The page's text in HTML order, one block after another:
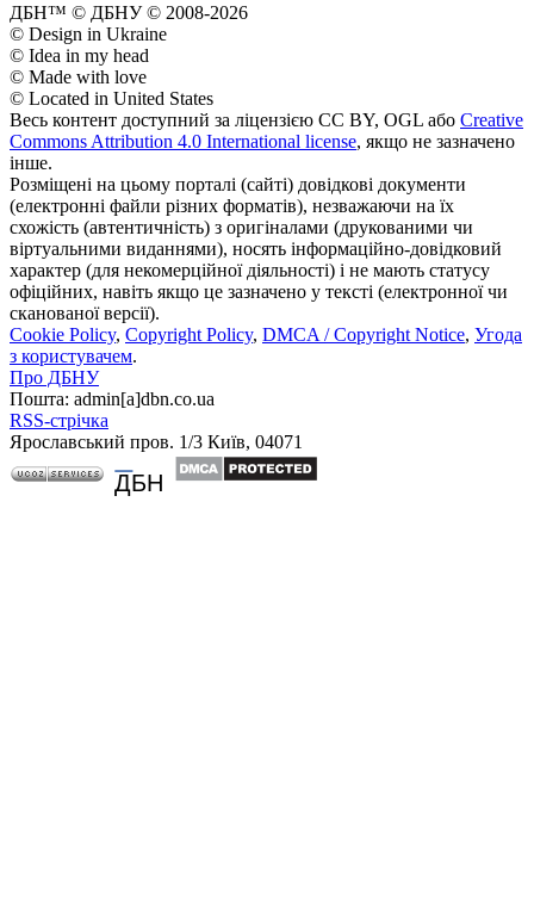
ДБН™ © ДБНУ © 2008-2026
© Design in Ukraine
© Idea in my head
© Made with love
© Located in United States
Весь контент доступний за ліцензією CC BY, OGL або Creative
Commons Attribution 4.0 International license, якщо не зазначено
інше.
Розміщені на цьому порталі (сайті) довідкові документи
(електронні файли різних форматів), незважаючи на їх
схожість (автентичність) з оригіналами (друкованими чи
віртуальними виданнями), носять інформаційно-довідковий
характер (для некомерційної діяльності) і не мають статусу
офіційних, навіть якщо це зазначено у тексті (електронної чи
сканованої версії).
Cookie Policy, Copyright Policy, DMCA / Copyright Notice, Угода
з користувачем.
Про ДБНУ
Пошта: admin[а]dbn.co.ua
RSS-стрічка
Ярославський пров. 1/3 Київ, 04071